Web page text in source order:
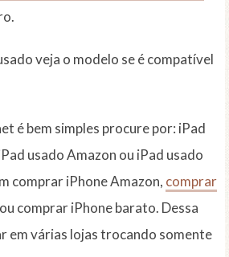
veja o modelo se é compatível
é bem simples procure por: iPad
usado Amazon ou iPad usado
comprar iPhone Amazon, comprar
comprar iPhone barato. Dessa
em várias lojas trocando somente